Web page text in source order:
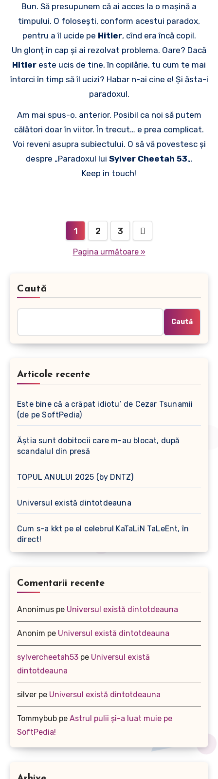
Bun. Să presupunem că ai acces la o mașină a
timpului. O folosești, conform acestui paradox,
pentru a îl ucide pe Hitler, cînd era încă copil.
Un glonț în cap și ai rezolvat problema. Oare? Dacă
Hitler este ucis de tine, în copilărie, tu cum te mai
întorci în timp să îl ucizi? Habar n-ai cine e! Și ăsta-i
paradoxul.
Am mai spus-o, anterior. Posibil ca noi să putem
călători doar în viitor. În trecut… e prea complicat.
Voi reveni asupra subiectului. O să vă povestesc și
despre „Paradoxul lui Sylver Cheetah 53„.
Keep in touch!
Paginație
1 2 3
Pagina următoare »
Caută
Caută
Articole recente
Este bine că a crăpat idiotu’ de Cezar Tsunamii
(de pe SoftPedia)
Ăștia sunt dobitocii care m-au blocat, după
scandalul din presă
TOPUL ANULUI 2025 (by DNTZ)
Universul există dintotdeauna
Cum s-a kkt pe el celebrul KaTaLiN TaLeEnt, în
direct!
Comentarii recente
Anonimus pe Universul există dintotdeauna
Anonim pe Universul există dintotdeauna
sylvercheetah53 pe Universul există
dintotdeauna
silver pe Universul există dintotdeauna
Tommybub pe Astrul pulii și-a luat muie pe
SoftPedia!